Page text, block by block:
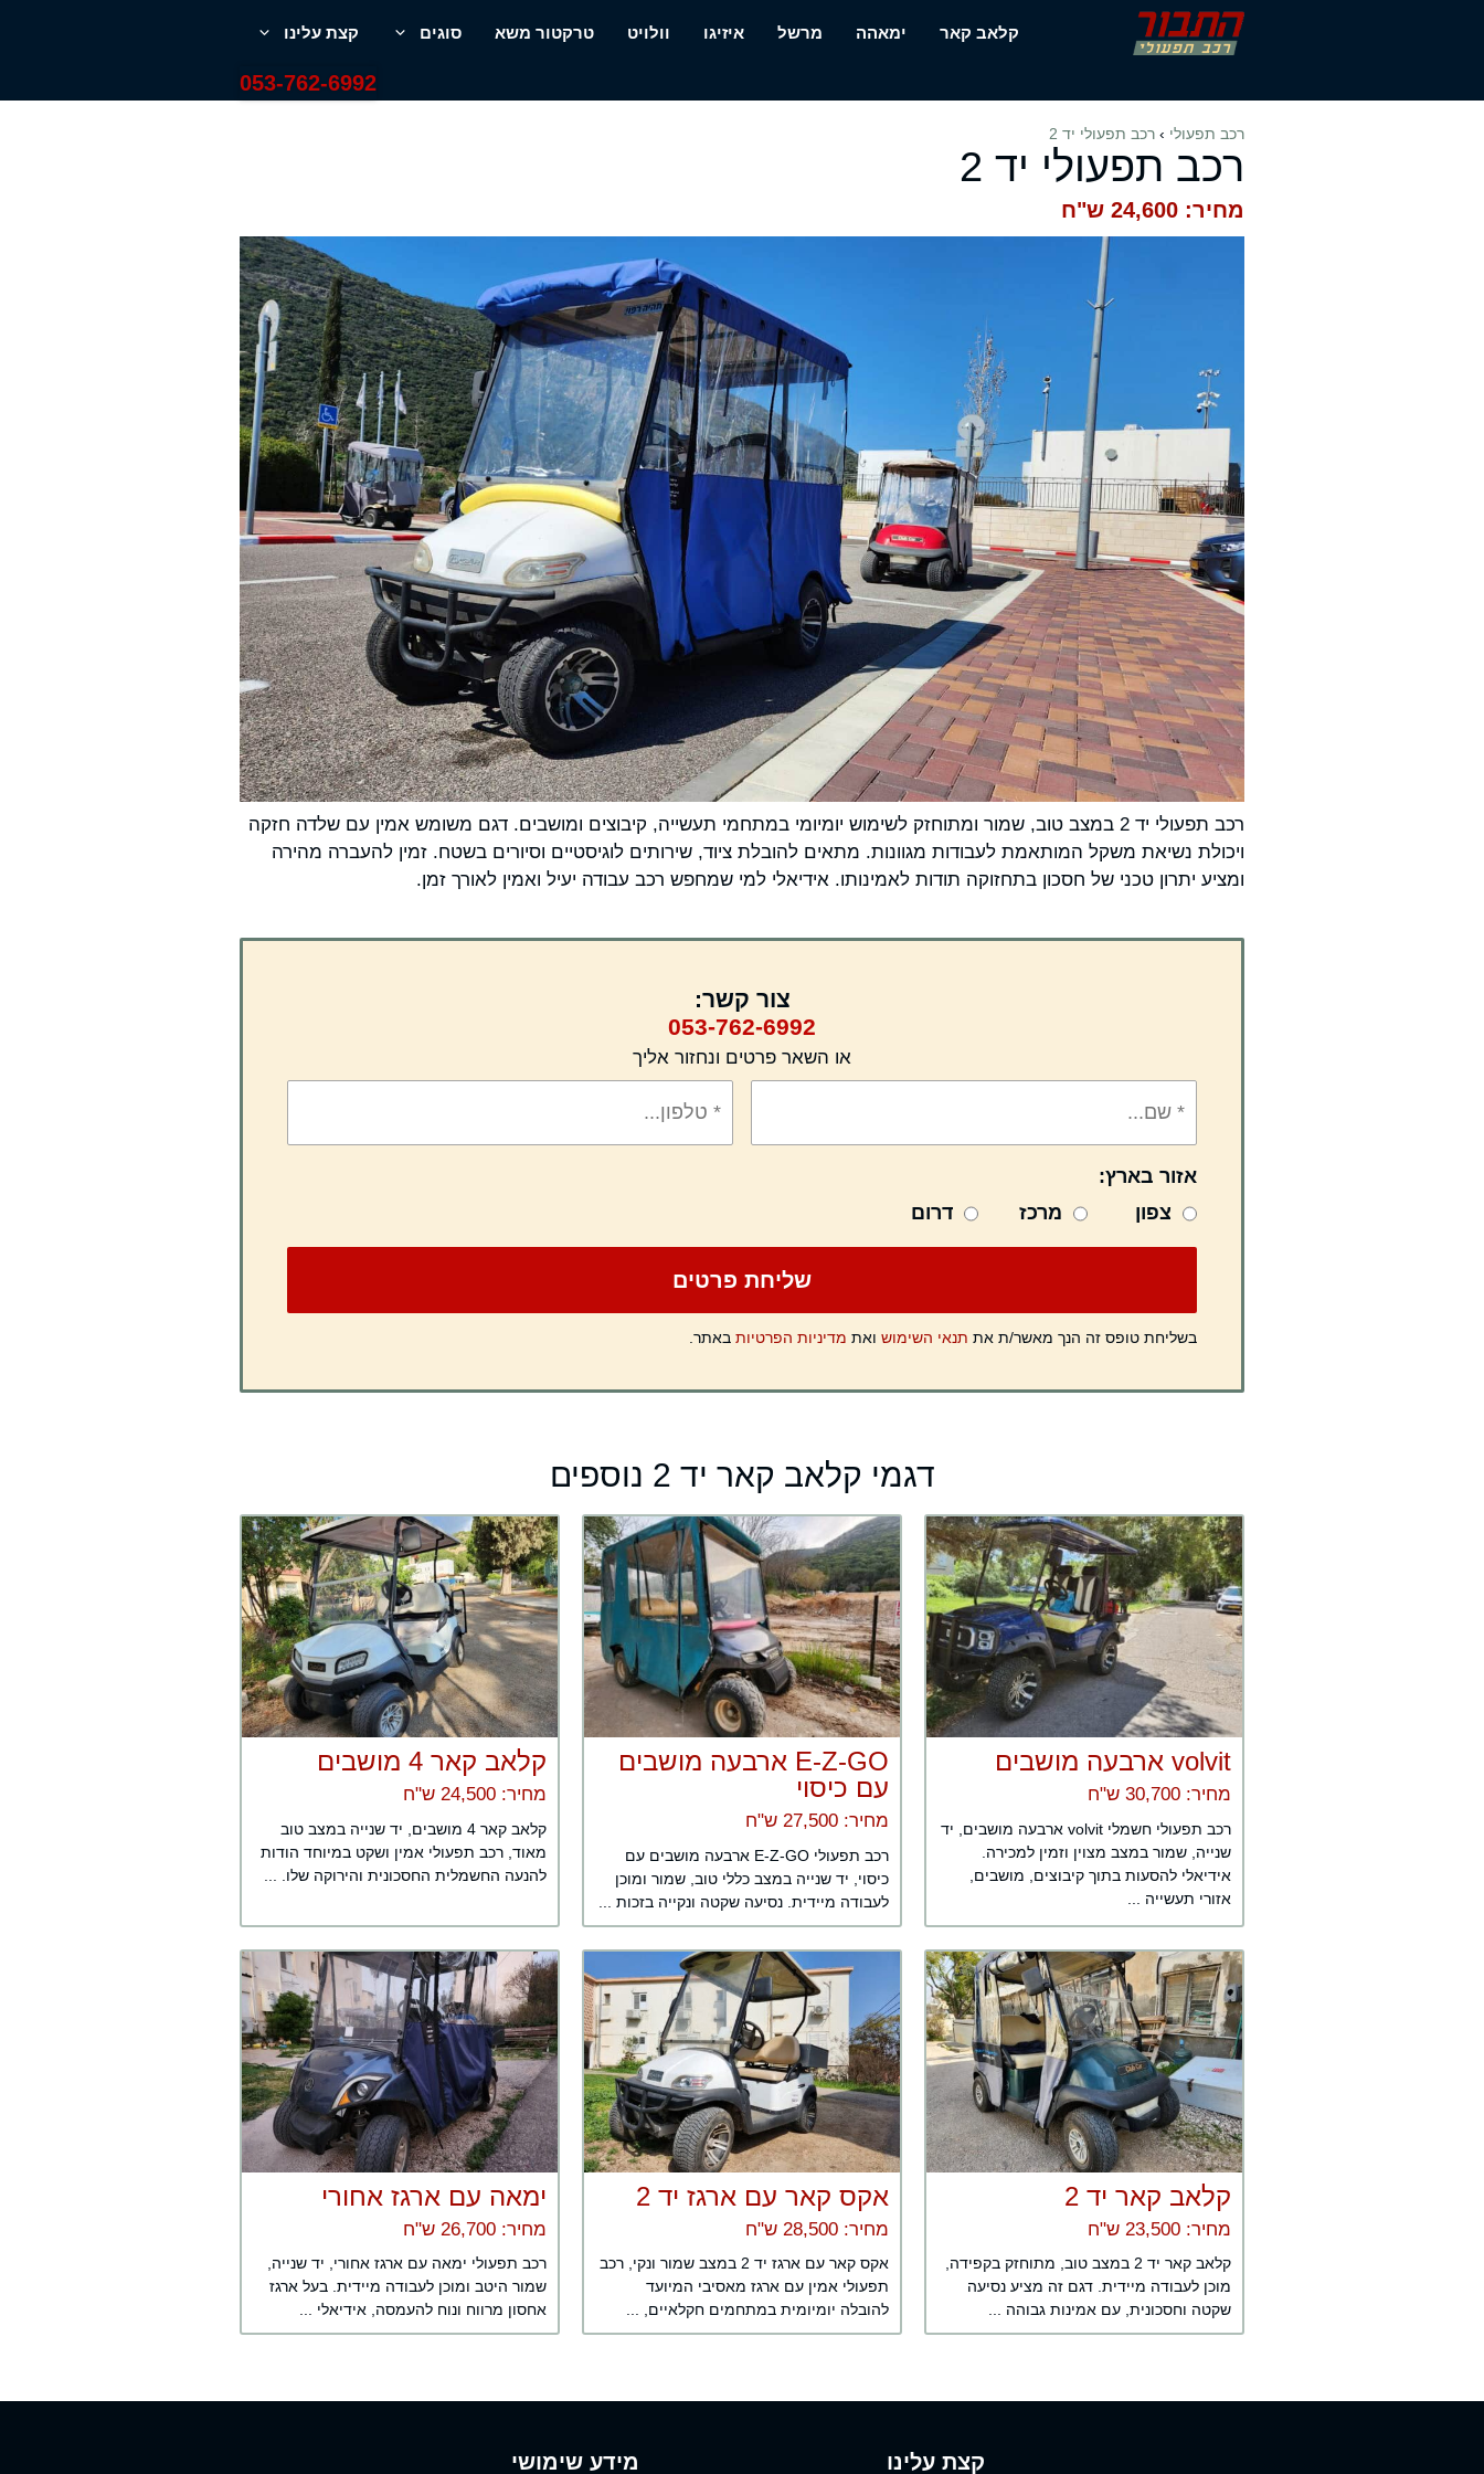
קלאב קאר ימאהה מרשל איזיגו וולויט טרקטור משא סוגים קצת עלינו
053-762-6992
רכב תפעולי › רכב תפעולי יד 2
רכב תפעולי יד 2
מחיר: 24,600 ש"ח
רכב תפעולי יד 2 במצב טוב, שמור ומתוחזק לשימוש יומיומי במתחמי תעשייה, קיבוצים ומושבים. דגם משומש אמין עם שלדה חזקה
ויכולת נשיאת משקל המותאמת לעבודות מגוונות. מתאים להובלת ציוד, שירותים לוגיסטיים וסיורים בשטח. זמין להעברה מהירה
ומציע יתרון טכני של חסכון בתחזוקה תודות לאמינותו. אידיאלי למי שמחפש רכב עבודה יעיל ואמין לאורך זמן.
צור קשר:
053-762-6992
או השאר פרטים ונחזור אליך
אזור בארץ:
צפון
מרכז דרום
בשליחת טופס זה הנך מאשר/ת את תנאי השימוש ואת מדיניות הפרטיות באתר.
דגמי קלאב קאר יד 2 נוספים
volvit ארבעה מושבים
מחיר: 30,700 ש"ח
רכב תפעולי חשמלי volvit ארבעה מושבים, יד
שנייה, שמור במצב מצוין וזמין למכירה.
אידיאלי להסעות בתוך קיבוצים, מושבים,
אזורי תעשייה ...
E-Z-GO ארבעה מושבים
עם כיסוי
מחיר: 27,500 ש"ח
רכב תפעולי E-Z-GO ארבעה מושבים עם
כיסוי, יד שנייה במצב כללי טוב, שמור ומוכן
לעבודה מיידית. נסיעה שקטה ונקייה בזכות ...
קלאב קאר 4 מושבים
מחיר: 24,500 ש"ח
קלאב קאר 4 מושבים, יד שנייה במצב טוב
מאוד, רכב תפעולי אמין ושקט במיוחד הודות
להנעה החשמלית החסכונית והירוקה שלו. ...
קלאב קאר יד 2
מחיר: 23,500 ש"ח
קלאב קאר יד 2 במצב טוב, מתוחזק בקפידה,
מוכן לעבודה מיידית. דגם זה מציע נסיעה
שקטה וחסכונית, עם אמינות גבוהה ...
אקס קאר עם ארגז יד 2
מחיר: 28,500 ש"ח
אקס קאר עם ארגז יד 2 במצב שמור ונקי, רכב
תפעולי אמין עם ארגז מאסיבי המיועד
להובלה יומיומית במתחמים חקלאיים, ...
ימאה עם ארגז אחורי
מחיר: 26,700 ש"ח
רכב תפעולי ימאה עם ארגז אחורי, יד שנייה,
שמור היטב ומוכן לעבודה מיידית. בעל ארגז
אחסון מרווח ונוח להעמסה, אידיאלי ...
קצת עלינו מידע שימושי